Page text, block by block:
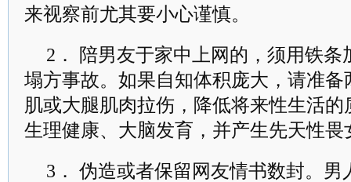
来视察前尤其要小心谨慎。
2． 陪男友于家中上网的，须用铁
塌方事故。如果自知体积庞大，请准
肌或大腿肌肉拉伤，降低将来性生活
生理健康、大脑发育，并产生先天性畏
3． 伪造或者保留网友情书数封。